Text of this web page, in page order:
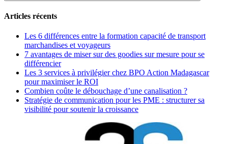
Articles récents
Les 6 différences entre la formation capacité de transport
marchandises et voyageurs
7 avantages de miser sur des goodies sur mesure pour se
différencier
Les 3 services à privilégier chez BPO Action Madagascar
pour maximiser le ROI
Combien coûte le débouchage d’une canalisation ?
Stratégie de communication pour les PME : structurer sa
visibilité pour soutenir la croissance